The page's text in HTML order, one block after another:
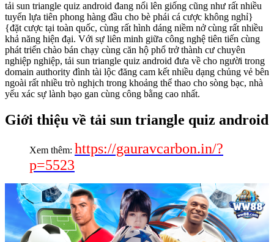
tải sun triangle quiz android đang nổi lên giống cũng như rất nhiều
tuyển lựa tiên phong hàng đầu cho bè phái cá cược không nghỉ}
{đặt cược tại toàn quốc, cùng rất hình dáng niềm nở cùng rất nhiều
khả năng hiện đại. Với sự liên minh giữa công nghệ tiên tiến cùng
phát triển chào bán chạy cùng căn hộ phổ trở thành cư chuyên
nghiệp nghiệp, tải sun triangle quiz android đưa về cho người trong
domain authority đình tài lộc đăng cam kết nhiều dạng chủng vẻ bên
ngoài rất nhiều trò nghịch trong khoảng thể thao cho sòng bạc, nhà
yếu xác sự lành bạo gan cùng công bằng cao nhất.
Giới thiệu về tải sun triangle quiz android
Xem thêm: https://gauravcarbon.in/?
p=5523